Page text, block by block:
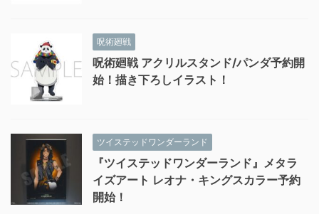
呪術廻戦
呪術廻戦 アクリルスタンド/パンダ予約開
始！描き下ろしイラスト！
ツイステッドワンダーランド
『ツイステッドワンダーランド』メタラ
イズアート レオナ・キングスカラー予約
開始！